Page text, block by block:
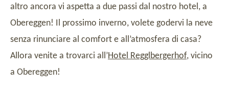
altro ancora vi aspetta a due passi dal nostro hotel, a
Obereggen! Il prossimo inverno, volete godervi la neve
senza rinunciare al comfort e all’atmosfera di casa?
Allora venite a trovarci all’Hotel Regglbergerhof, vicino
a Obereggen!